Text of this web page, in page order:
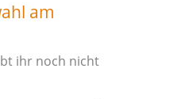
am
ihr noch nicht